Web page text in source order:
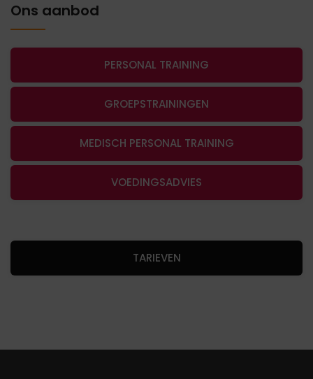
Ons aanbod
PERSONAL TRAINING
GROEPSTRAININGEN
MEDISCH PERSONAL TRAINING
VOEDINGSADVIES
TARIEVEN